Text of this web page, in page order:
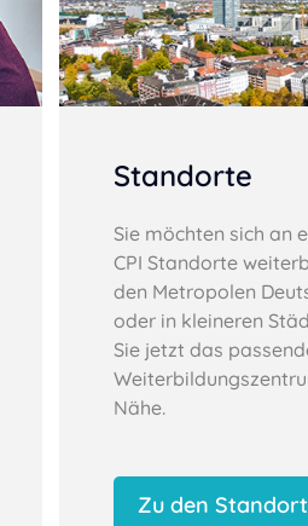
Standorte
Sie möchten sich an
CPI Standorte
den Metropolen
oder in kleineren
Sie jetzt das
Nähe.
Zu den